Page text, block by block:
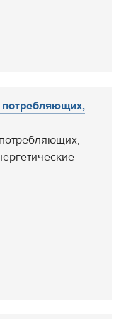
потребляющих,